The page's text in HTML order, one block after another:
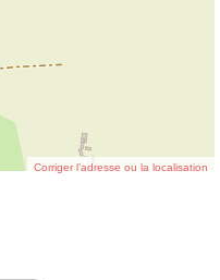
Corriger l’adresse ou la localisation